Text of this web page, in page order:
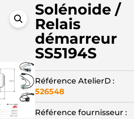
Solénoide /
Relais
démarreur
SS5194S
Référence AtelierD :
526548
Référence fournisseur :